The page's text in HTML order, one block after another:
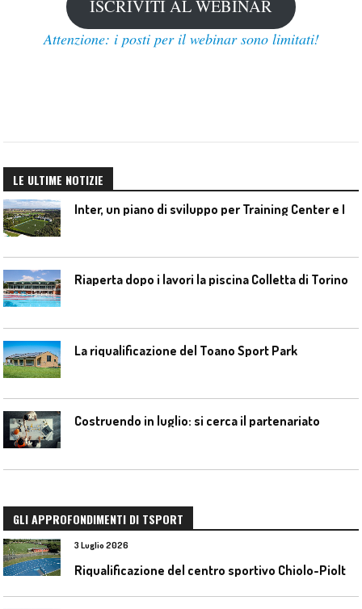
ISCRIVITI AL WEBINAR
Attenzione: i posti per il webinar sono limitati!
LE ULTIME NOTIZIE
Riaperta dopo i lavori la piscina Colletta di Torino
La riqualificazione del Toano Sport Park
Costruendo in luglio: si cerca il partenariato
GLI APPROFONDIMENTI DI TSPORT
3 Luglio 2026